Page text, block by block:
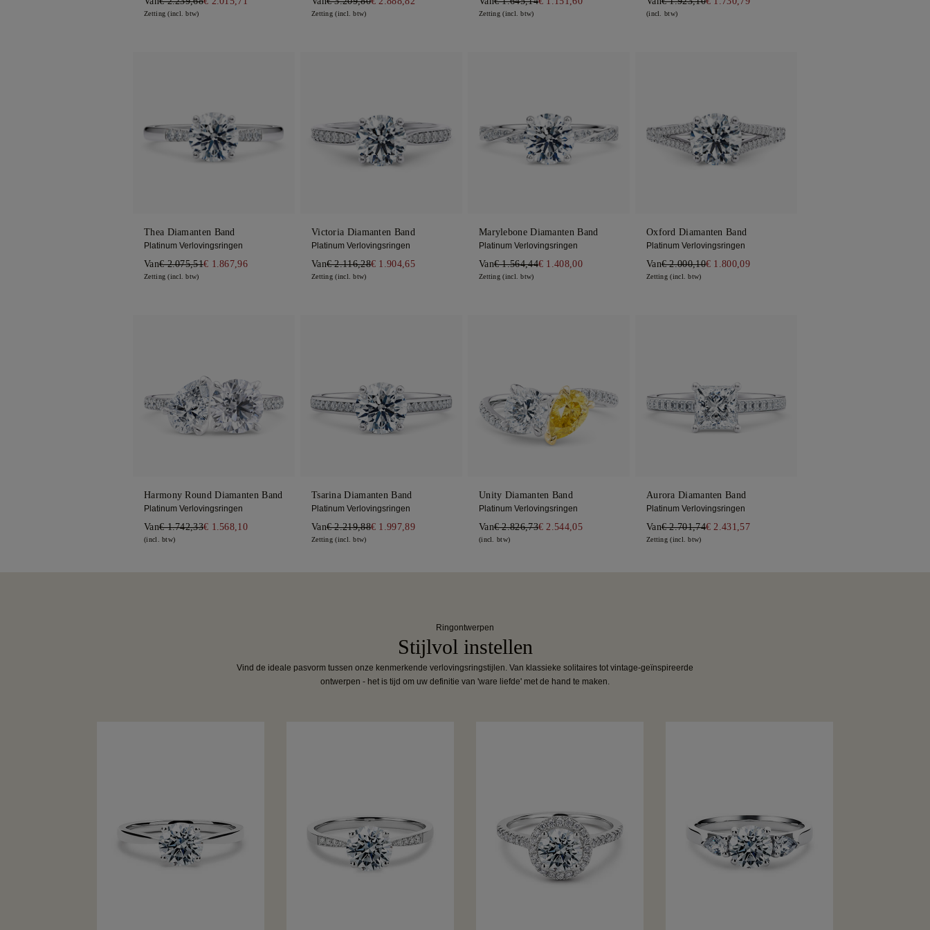
Zetting (incl. btw) Zetting (incl. btw) Zetting (incl. btw) (incl. btw)
Thea Diamanten Band
Platinum Verlovingsringen
Van€ 2.075,51€ 1.867,96
Zetting (incl. btw)
Victoria Diamanten Band
Platinum Verlovingsringen
Van€ 2.116,28€ 1.904,65
Zetting (incl. btw)
Marylebone Diamanten Band
Platinum Verlovingsringen
Van€ 1.564,44€ 1.408,00
Zetting (incl. btw)
Oxford Diamanten Band
Platinum Verlovingsringen
Van€ 2.000,10€ 1.800,09
Zetting (incl. btw)
Harmony Round Diamanten Band
Platinum Verlovingsringen
Van€ 1.742,33€ 1.568,10
(incl. btw)
Tsarina Diamanten Band
Platinum Verlovingsringen
Van€ 2.219,88€ 1.997,89
Zetting (incl. btw)
Unity Diamanten Band
Platinum Verlovingsringen
Van€ 2.826,73€ 2.544,05
(incl. btw)
Aurora Diamanten Band
Platinum Verlovingsringen
Van€ 2.701,74€ 2.431,57
Zetting (incl. btw)
Ringontwerpen
Stijlvol instellen
Vind de ideale pasvorm tussen onze kenmerkende verlovingsringstijlen. Van klassieke solitaires tot vintage-geïnspireerde
ontwerpen - het is tijd om uw definitie van 'ware liefde' met de hand te maken.